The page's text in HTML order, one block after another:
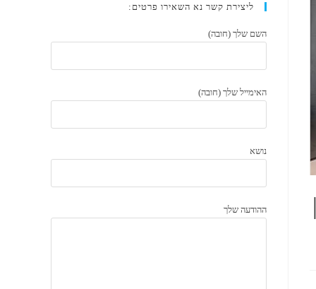
ליצירת קשר נא השאירו פרטים:
השם שלך (חובה)
האימייל שלך (חובה)
נושא
ההודעה שלך